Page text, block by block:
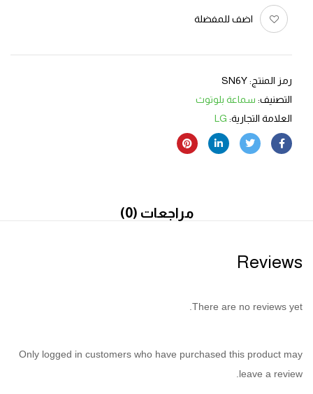
اضف للمفضلة
رمز المنتج:SN6Y
التصنيف: سماعة بلوتوث
العلامة التجارية: LG
مراجعات (0)
Reviews
There are no reviews yet.
Only logged in customers who have purchased this product may
leave a review.